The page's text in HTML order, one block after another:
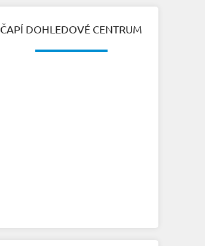
ČAPÍ DOHLEDOVÉ CENTRUM